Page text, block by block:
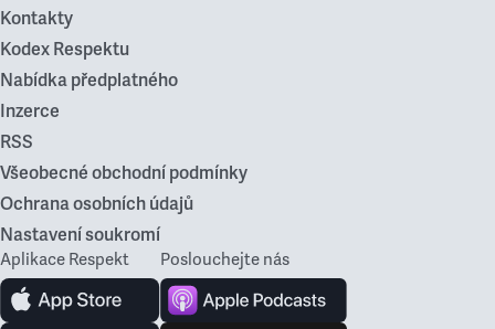
Kontakty
Kodex Respektu
Nabídka předplatného
Inzerce
RSS
Všeobecné obchodní podmínky
Ochrana osobních údajů
Nastavení soukromí
Aplikace Respekt Poslouchejte nás